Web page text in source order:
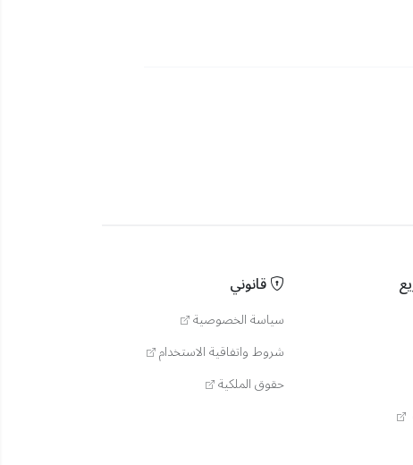
قانوني
سياسة الخصوصية
شروط واتفاقية الاستخدام
حقوق الملكية